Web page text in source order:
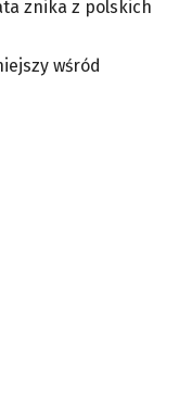
znika z polskich
wśród